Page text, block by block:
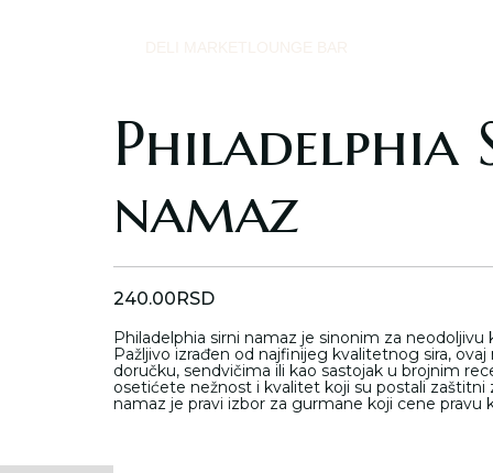
Philadelphia
namaz
240.00RSD
Philadelphia sirni namaz je sinonim za
Pažljivo izrađen od najfinijeg kvalitetnog sira,
doručku, sendvičima ili kao sastojak u brojnim
osetićete nežnost i kvalitet koji su postali zaštitni
namaz je pravi izbor za gurmane koji cene pravu